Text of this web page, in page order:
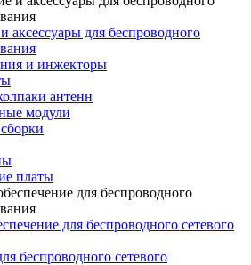
для беспроводного
и инжекторы
антенн
модули
платы
для беспроводного сетевого
беспроводного сетевого